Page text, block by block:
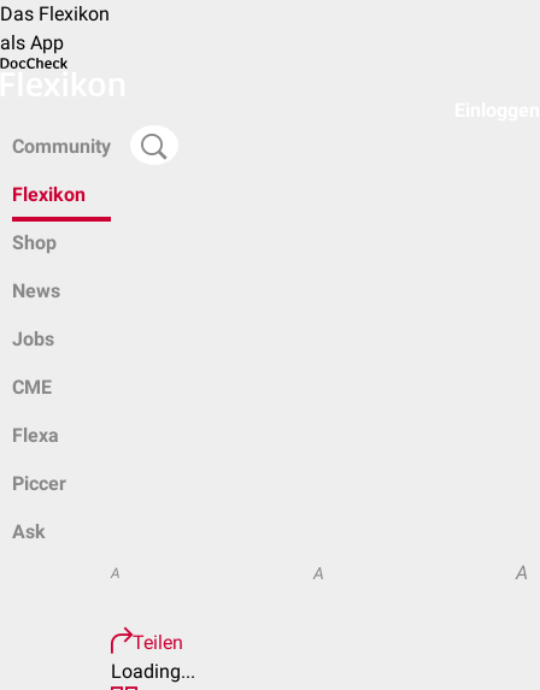
Das Flexikon
als App
Community
Flexikon
Shop
News
Jobs
CME
Flexa
Piccer
Ask
A A A
Teilen
Loading...